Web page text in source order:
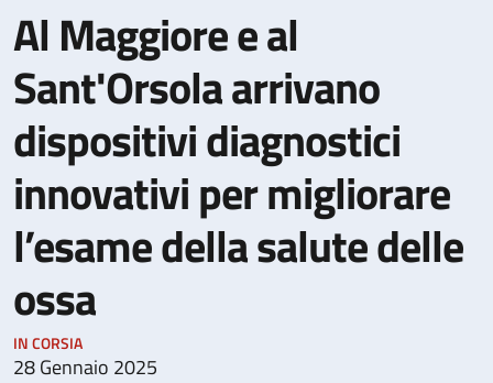
Al Maggiore e al
Sant'Orsola arrivano
dispositivi diagnostici
innovativi per migliorare
l’esame della salute delle
ossa
IN CORSIA
28 Gennaio 2025